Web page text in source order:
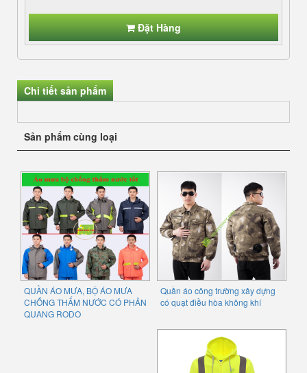
Đặt Hàng
Chi tiết sản phẩm
Sản phẩm cùng loại
QUẦN ÁO MƯA, BỘ ÁO MƯA
CHỐNG THẤM NƯỚC CÓ PHẢN
QUANG RODO
Quần áo công trường xây dựng
có quạt điều hòa không khí